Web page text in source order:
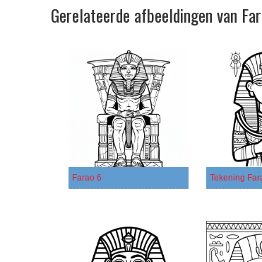
Gerelateerde afbeeldingen van
Farao 6 Tekening